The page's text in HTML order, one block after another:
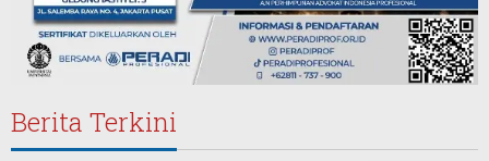
Berita Terkini